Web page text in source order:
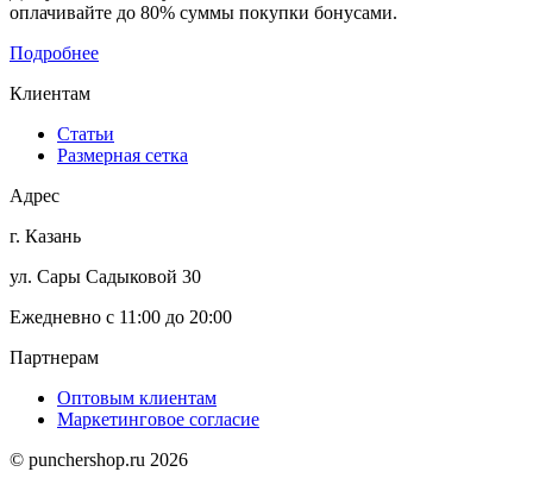
оплачивайте до 80% суммы покупки бонусами.
Подробнее
Клиентам
Статьи
Размерная сетка
Адрес
г. Казань
ул. Сары Садыковой 30
Ежедневно с 11:00 до 20:00
Партнерам
Оптовым клиентам
Маркетинговое согласие
© punchershop.ru 2026